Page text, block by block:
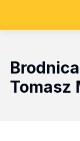
Tomasz